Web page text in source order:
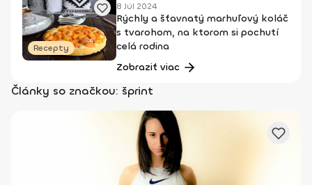
Recepty
8 Júl 2024
Rýchly a šťavnatý marhuľový koláč
s tvarohom, na ktorom si pochutí
celá rodina
Zobraziť viac
Články so značkou: šprint